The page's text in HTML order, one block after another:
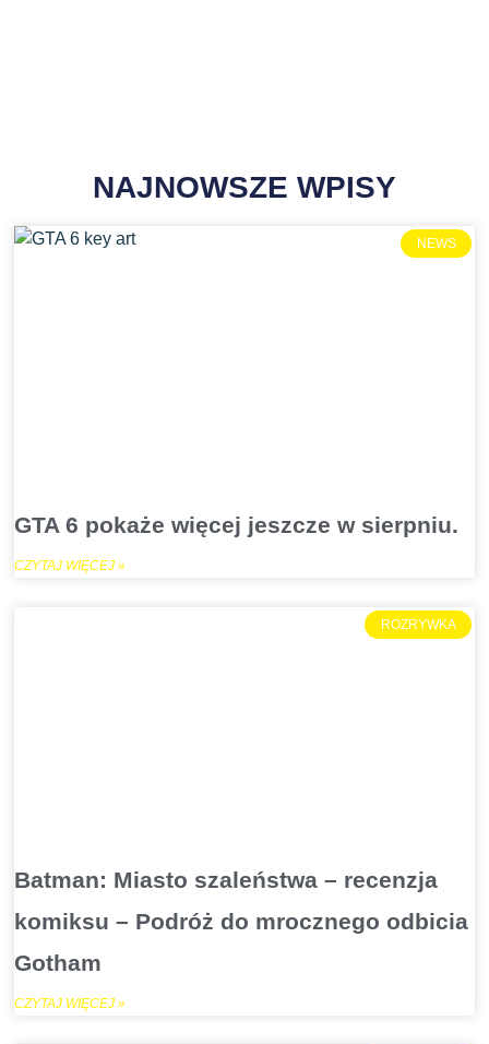
NAJNOWSZE WPISY
NEWS
GTA 6 pokaże więcej jeszcze w sierpniu.
CZYTAJ WIĘCEJ »
ROZRYWKA
Batman: Miasto szaleństwa – recenzja
komiksu – Podróż do mrocznego odbicia
Gotham
CZYTAJ WIĘCEJ »